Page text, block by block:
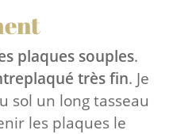
plaques souples.
très fin. Je
sol un long tasseau
les plaques le